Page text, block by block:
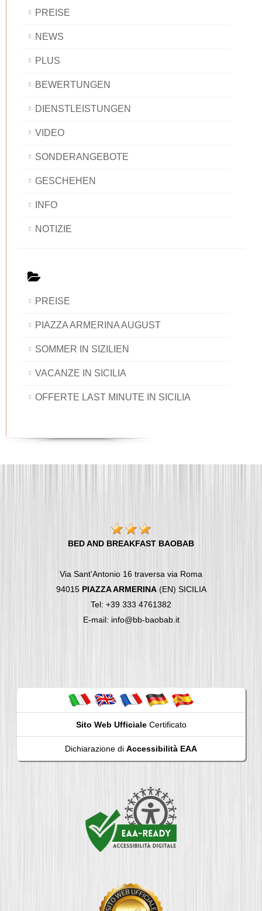
PREISE
NEWS
PLUS
BEWERTUNGEN
DIENSTLEISTUNGEN
VIDEO
SONDERANGEBOTE
GESCHEHEN
INFO
NOTIZIE
PREISE
PIAZZA ARMERINA AUGUST
SOMMER IN SIZILIEN
VACANZE IN SICILIA
OFFERTE LAST MINUTE IN SICILIA
BED AND BREAKFAST BAOBAB
Via Sant'Antonio 16 traversa via Roma
94015 PIAZZA ARMERINA(EN) SICILIA
Tel: +39 333 4761382
E-mail: info@bb-baobab.it
Sito Web UfficialeCertificato
Dichiarazione di Accessibilità EAA